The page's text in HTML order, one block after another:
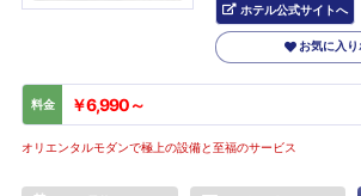
ホテル公式サイトへ
お気に入
料金 ￥6,990～
オリエンタルモダンで極上の設備と至福のサービス